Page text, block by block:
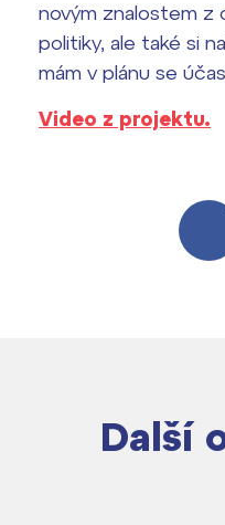
novým znalostem z
politiky, ale také si
mám v plánu se
Video z projektu.
Další